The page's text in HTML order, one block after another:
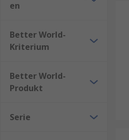
Zugänglichkeit
Design
passend zur
en
Better World-
Kriterium
Better World-
Produkt
Serie